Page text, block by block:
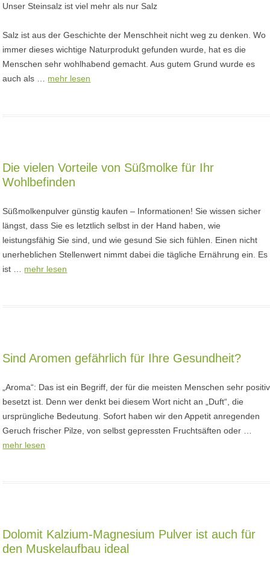
Unser Steinsalz ist viel mehr als nur Salz
Salz ist aus der Geschichte der Menschheit nicht weg zu denken. Wo
immer dieses wichtige Naturprodukt gefunden wurde, hat es die
Menschen sehr wohlhabend gemacht. Aus gutem Grund wurde es
auch als … mehr lesen
Die vielen Vorteile von Süßmolke für Ihr
Wohlbefinden
Süßmolkenpulver günstig kaufen – Informationen! Sie wissen sicher
längst, dass Sie es letztlich selbst in der Hand haben, wie
leistungsfähig Sie sind, und wie gesund Sie sich fühlen. Einen nicht
unerheblichen Stellenwert nimmt dabei die tägliche Ernährung ein. Es
ist … mehr lesen
Sind Aromen gefährlich für Ihre Gesundheit?
„Aroma“: Das ist ein Begriff, der für die meisten Menschen sehr positiv
besetzt ist. Denn wer denkt bei diesem Wort nicht an „Duft“, die
ursprüngliche Bedeutung. Sofort haben wir den Appetit anregenden
Geruch frischer Pilze, von selbst gepressten Fruchtsäften oder …
mehr lesen
Dolomit Kalzium-Magnesium Pulver ist auch für
den Muskelaufbau ideal